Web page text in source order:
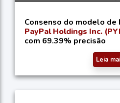
Consenso do modelo de
PayPal Holdings Inc.
com 69.39% precisão
Leia